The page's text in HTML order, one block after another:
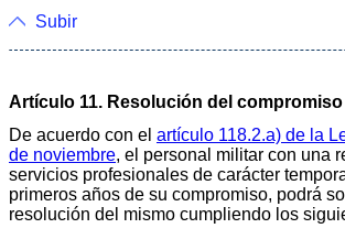
Subir
Artículo 11. Resolución del
De acuerdo con el artículo 118.2.a) de la
de noviembre, el personal militar con una
servicios profesionales de carácter
primeros años de su compromiso, podrá
resolución del mismo cumpliendo los